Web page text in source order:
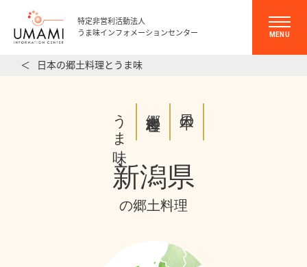
特定非営利活動法人
うま味インフォメーションセンター
MENU
＜ 日本の郷土料理とうま味
日本の
郷土料理と
うま味
新潟県
の郷土料理